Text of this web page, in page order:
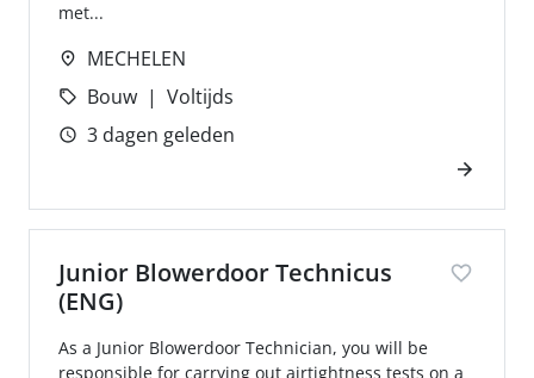
met...
MECHELEN
Bouw
Voltijds
3 dagen geleden
Junior Blowerdoor Technicus
(ENG)
As a Junior Blowerdoor Technician, you will be
responsible for carrying out airtightness tests on a